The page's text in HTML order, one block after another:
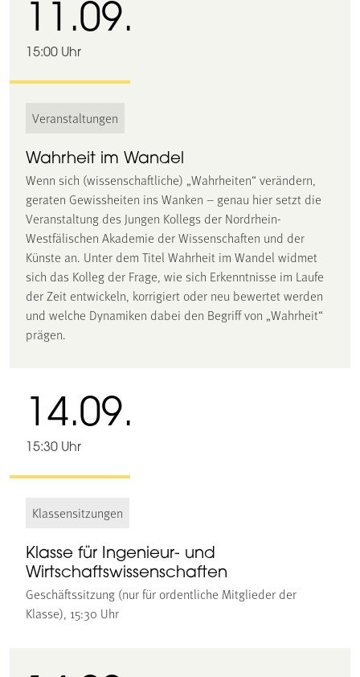
11.09.
15:00 Uhr
Veranstaltungen
Wahrheit im Wandel
Wenn sich (wissenschaftliche) „Wahrheiten“ verändern,
geraten Gewissheiten ins Wanken – genau hier setzt die
Veranstaltung des Jungen Kollegs der Nordrhein-
Westfälischen Akademie der Wissenschaften und der
Künste an. Unter dem Titel Wahrheit im Wandel widmet
sich das Kolleg der Frage, wie sich Erkenntnisse im Laufe
der Zeit entwickeln, korrigiert oder neu bewertet werden
und welche Dynamiken dabei den Begriff von „Wahrheit“
prägen.
14.09.
15:30 Uhr
Klassensitzungen
Klasse für Ingenieur- und
Wirtschaftswissenschaften
Geschäftssitzung (nur für ordentliche Mitglieder der
Klasse), 15:30 Uhr